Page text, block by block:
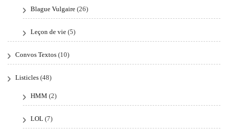
Blague Vulgaire (26)
Leçon de vie (5)
Convos Textos (10)
Listicles (48)
HMM (2)
LOL (7)